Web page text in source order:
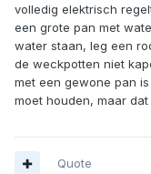
volledig elektrisch
een grote pan met
water staan, leg een
de weckpotten niet
met een gewone pan
moet houden, maar
Quote